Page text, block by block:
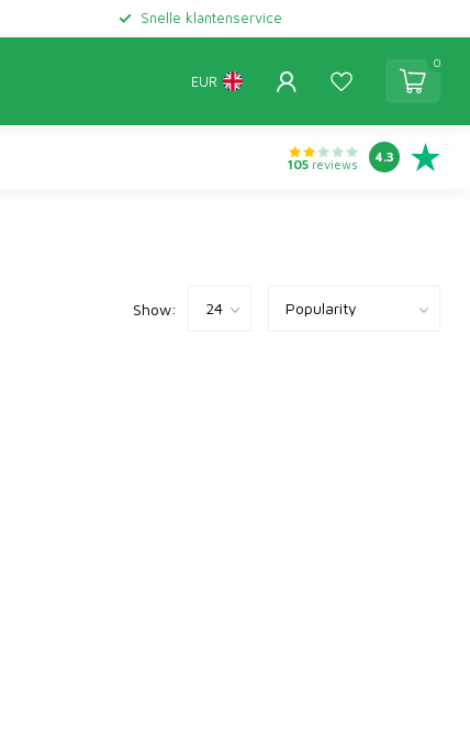
Snelle klantenservice
EUR
0
105reviews
4.3
Show: